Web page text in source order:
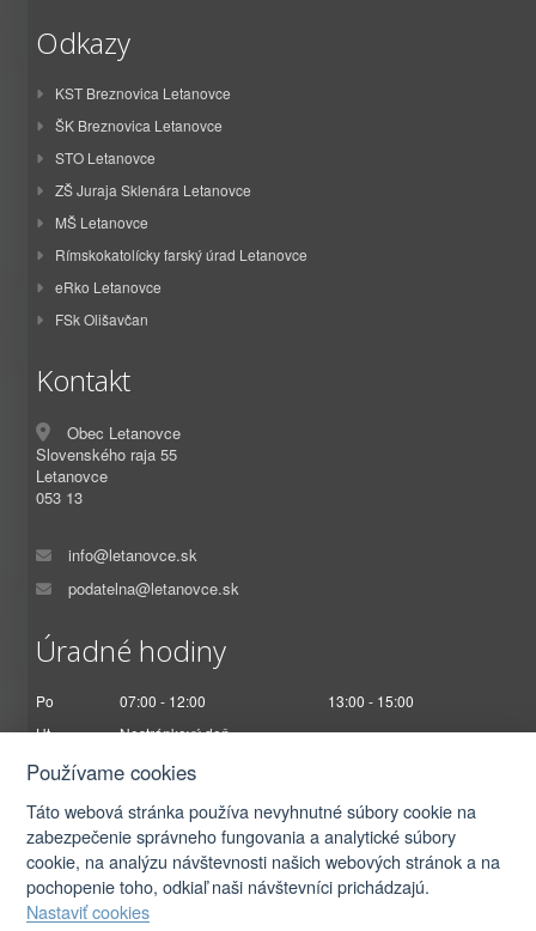
Odkazy
KST Breznovica Letanovce
ŠK Breznovica Letanovce
STO Letanovce
ZŠ Juraja Sklenára Letanovce
MŠ Letanovce
Rímskokatolícky farský úrad Letanovce
eRko Letanovce
FSk Olišavčan
Kontakt
Obec Letanovce
Slovenského raja 55
Letanovce
053 13
info@letanovce.sk
podatelna@letanovce.sk
Úradné hodiny
Po 07:00 - 12:00
13:00 - 15:00
Ut
Nestránkový deň
St
07:00 - 12:00
Pi
07:00 - 12:30
Používame cookies
Táto webová stránka používa nevyhnutné súbory cookie na
zabezpečenie správneho fungovania a analytické súbory
cookie, na analýzu návštevnosti našich webových stránok a na
pochopenie toho, odkiaľ naši návštevníci prichádzajú.
Nastaviť cookies